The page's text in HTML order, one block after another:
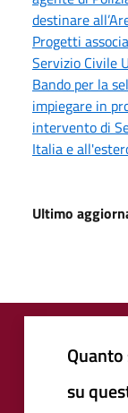
destinare
Progetti
Servizio Civile
Bando per la
impiegare in
intervento di
Italia e
Ultimo
su